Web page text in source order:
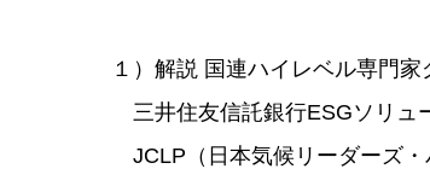
１）解説 国連ハイレベル専門
三井住友信託銀行ESGソリ
JCLP（日本気候リーダーズ